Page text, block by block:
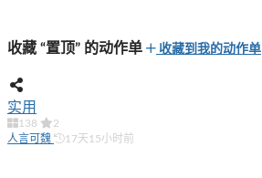
收藏 “置顶” 的动作单 收藏到我的动作单
实用
138
2
人言可魏
17天15小时前